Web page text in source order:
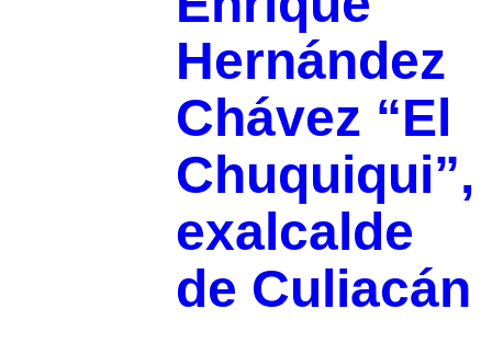
Hernández
Chávez “El
Chuquiqui”,
exalcalde
de Culiacán